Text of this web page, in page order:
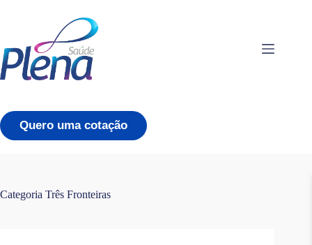
conteúdo
Quero uma cotação
Categoria Três Fronteiras